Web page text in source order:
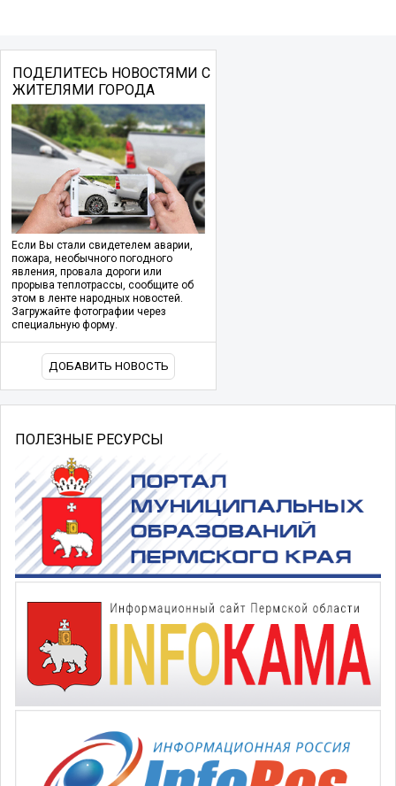
ПОДЕЛИТЕСЬ НОВОСТЯМИ С
ЖИТЕЛЯМИ ГОРОДА
Если Вы стали свидетелем аварии,
пожара, необычного погодного
явления, провала дороги или
прорыва теплотрассы, сообщите об
этом в ленте народных новостей.
Загружайте фотографии через
специальную форму.
ДОБАВИТЬ НОВОСТЬ
ПОЛЕЗНЫЕ РЕСУРСЫ